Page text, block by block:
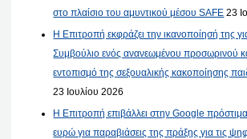
στο πλαίσιο του αμυντικού μέσου SAFE 23
Η Επιτροπή εκφράζει την ικανοποίησή της
Συμβούλιο ενός ανανεωμένου προσωρινού
εντοπισμό της σεξουαλικής κακοποίησης
23 Ιουλίου 2026
Η Επιτροπή επιβάλλει στην Google
ευρώ για παραβιάσεις της πράξης για τις